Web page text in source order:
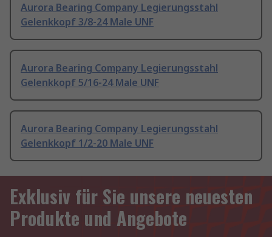
Aurora Bearing Company Legierungsstahl
Gelenkkopf 3/8-24 Male UNF
Aurora Bearing Company Legierungsstahl
Gelenkkopf 5/16-24 Male UNF
Aurora Bearing Company Legierungsstahl
Gelenkkopf 1/2-20 Male UNF
Exklusiv für Sie unsere neuesten
Produkte und Angebote